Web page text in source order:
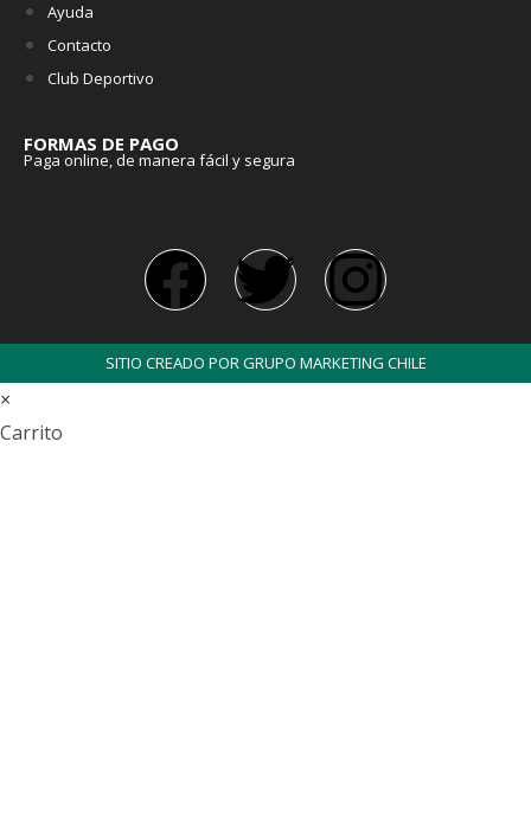
Ayuda
Contacto
Club Deportivo
FORMAS DE PAGO
Paga online, de manera fácil y segura
SITIO CREADO POR GRUPO MARKETING CHILE
×
Carrito